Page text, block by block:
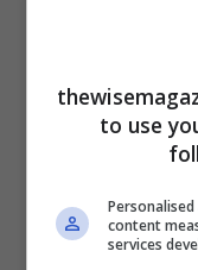
ULTIMI
to use
content
services